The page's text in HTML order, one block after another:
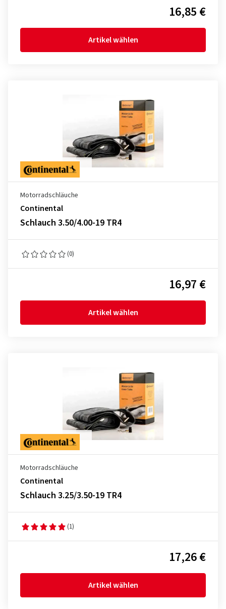
16,85 €
Artikel wählen
Motorradschläuche
Continental
Schlauch 3.50/4.00-19 TR4
(0)
16,97 €
Artikel wählen
Motorradschläuche
Continental
Schlauch 3.25/3.50-19 TR4
(1)
17,26 €
Artikel wählen